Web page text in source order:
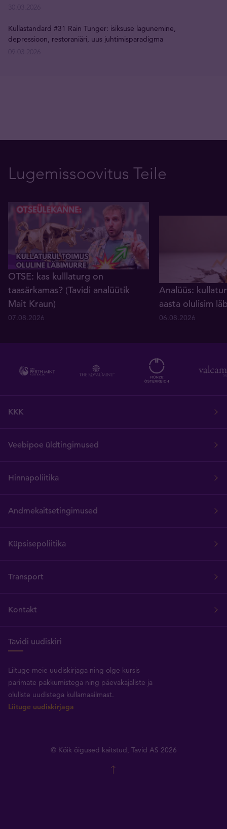
Kullastandard #31 Rain Tunger: isiksuse lagunemine,
depressioon, restoraniäri, uus juhtimisparadigma
Lugemissoovitus Teile
OTSE: kas kulllaturg on
taasärkamas? (Tavidi analüütik
Mait Kraun)
07.08.2026
Analüüs:
aasta olulisim
06.08.2026
KKK
Veebipoe üldtingimused
Hinnapoliitika
Andmekaitsetingimused
Küpsisepoliitika
Transport
Kontakt
Tavidi uudiskiri
Liituge meie uudiskirjaga ning olge kursis
parimate pakkumistega ning päevakajaliste ja
oluliste uudistega kullamaailmast.
Liituge uudiskirjaga
© Kõik õigused kaitstud, Tavid AS 2026